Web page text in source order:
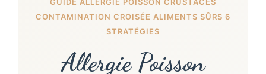
CONTAMINATION CROISÉE ALIMENTS SÛRS 6
STRATÉGIES
Allergie Poisson